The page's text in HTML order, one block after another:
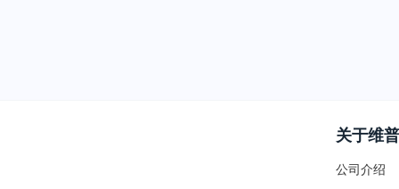
关于维普
公司介绍